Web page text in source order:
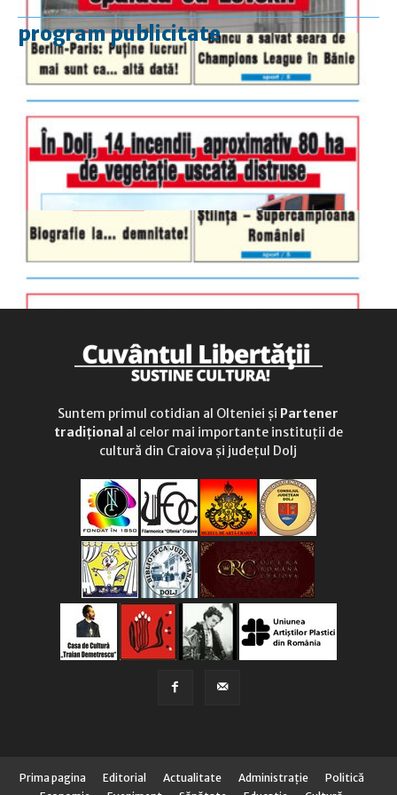
program publicitate
luni-vineri
9.00 - 17.00
duminică
9.00 - 12.00
Suntem primul cotidian al Olteniei și Partener
tradițional al celor mai importante instituții de
cultură din Craiova și județul Dolj
Prima pagina Editorial Actualitate Administraţie
Politică